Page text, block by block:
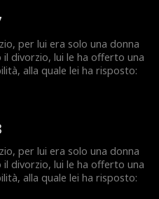
per lui era solo una donna
il divorzio, lui le ha offerto una
alla quale lei ha risposto:
per lui era solo una donna
il divorzio, lui le ha offerto una
alla quale lei ha risposto: